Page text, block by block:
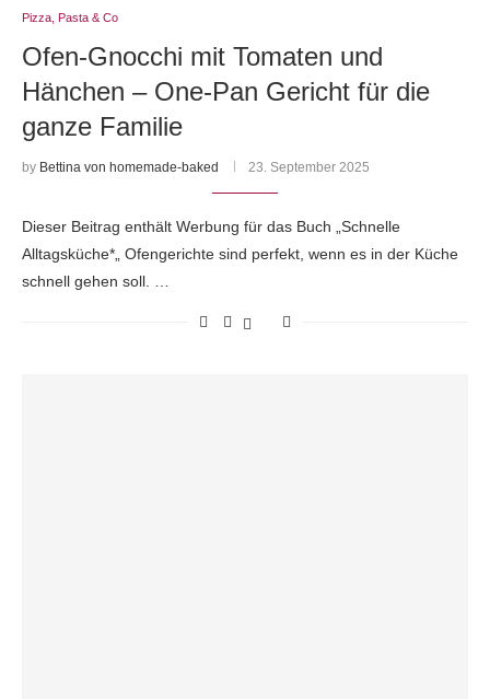
Pizza, Pasta & Co
Ofen-Gnocchi mit Tomaten und
Hänchen – One-Pan Gericht für die
ganze Familie
by Bettina von homemade-baked 23. September 2025
Dieser Beitrag enthält Werbung für das Buch „Schnelle
Alltagsküche*„ Ofengerichte sind perfekt, wenn es in der Küche
schnell gehen soll. …